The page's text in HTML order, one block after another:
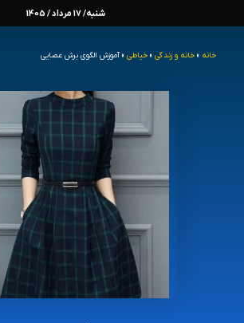
شنبه/ 17 مرداد / 1405
خانه » خانه و زندگی » خیاطی » آموزش الگوی برش عصایی